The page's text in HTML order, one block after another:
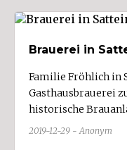
Hohenweiler
Innerbraz
Klaus (1)
Klösterle
Koblach (1)
Brauerei in
Familie Fröhlich in
Gasthausbrauerei
historische
2019-12-29 - Anonym